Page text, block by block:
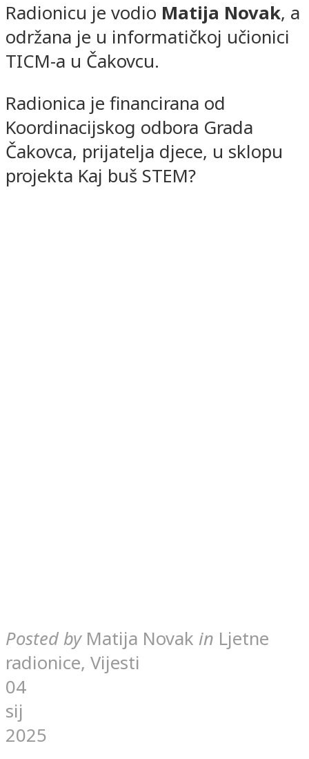
Radionicu je vodio Matija Novak, a
održana je u informatičkoj učionici
TICM-a u Čakovcu.
Radionica je financirana od
Koordinacijskog odbora Grada
Čakovca, prijatelja djece, u sklopu
projekta Kaj buš STEM?
Posted by Matija Novak in Ljetne
radionice, Vijesti
04
sij
2025